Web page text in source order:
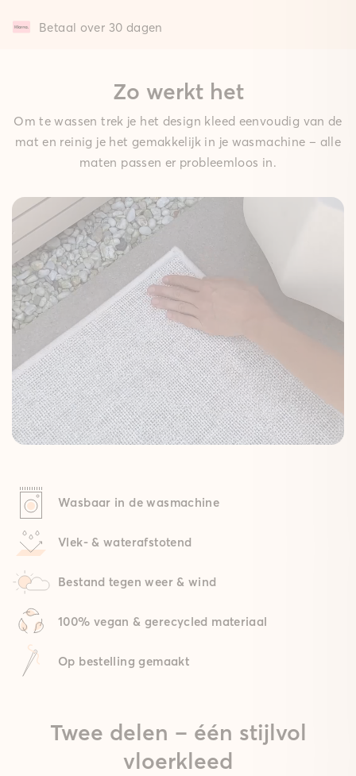
Betaal over 30 dagen
Zo werkt het
Om te wassen trek je het design kleed eenvoudig van de
mat en reinig je het gemakkelijk in je wasmachine – alle
maten passen er probleemloos in.
Wasbaar in de wasmachine
Vlek- & waterafstotend
Bestand tegen weer & wind
100% vegan & gerecycled materiaal
Op bestelling gemaakt
Twee delen – één stijlvol
vloerkleed